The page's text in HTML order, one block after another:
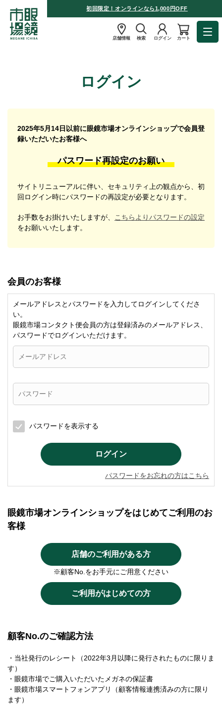
初回限定！オンラインなら1,000円OFF
店舗情報 検索 ログイン カート
ログイン
2025年5月14日以前に眼鏡市場オンラインショップで会員登
録いただいたお客様へ
パスワード再設定のお願い
サイトリニューアルに伴い、セキュリティ上の観点から、初
回ログイン時にパスワードの再設定が必要となります。
お手数をお掛けいたしますが、
こちらよりパスワードの設定
をお願いいたします。
会員のお客様
メールアドレスとパスワードを入力してログインしてくださ
い。
眼鏡市場コンタクト便会員の方は登録済みのメールアドレス、
パスワードでログインいただけます。
パスワードを表示する
パスワードをお忘れの方はこちら
眼鏡市場オンラインショップをはじめてご利用のお
客様
店舗のご利用がある方
※顧客No.をお手元にご用意ください
ご利用がはじめての方
顧客No.のご確認方法
・当社発行のレシート（2022年3月以降に発行されたものに限りま
す）
・眼鏡市場でご購入いただいたメガネの保証書
・眼鏡市場スマートフォンアプリ（顧客情報連携済みの方に限り
ます）